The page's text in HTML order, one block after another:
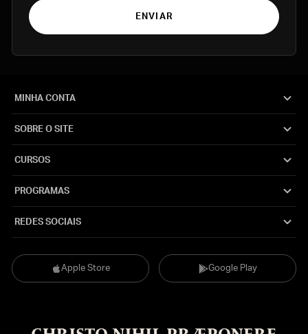
ENVIAR
Apple Store Google Play
MINHA CONTA
SOBRE O SITE
CURSOS
PROGRAMAS
REDES SOCIAIS